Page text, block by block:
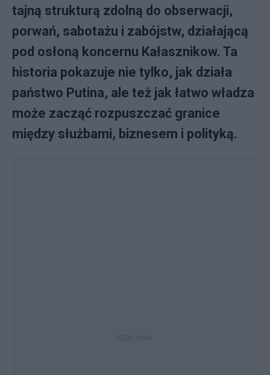
tajną strukturą zdolną do obserwacji,
porwań, sabotażu i zabójstw, działającą
pod osłoną koncernu Kałasznikow. Ta
historia pokazuje nie tylko, jak działa
państwo Putina, ale też jak łatwo władza
może zacząć rozpuszczać granice
między służbami, biznesem i polityką.